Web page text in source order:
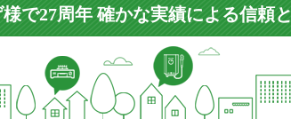
で27周年 確かな実績による信頼